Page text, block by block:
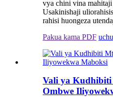
vya chini vina
Usakinishaji
rahisi huongeza
Pakua kama PDF
Vali ya
Ombwe